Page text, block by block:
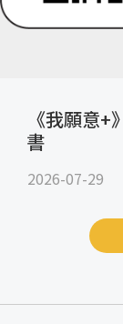
《我願意
書
2026-07-29